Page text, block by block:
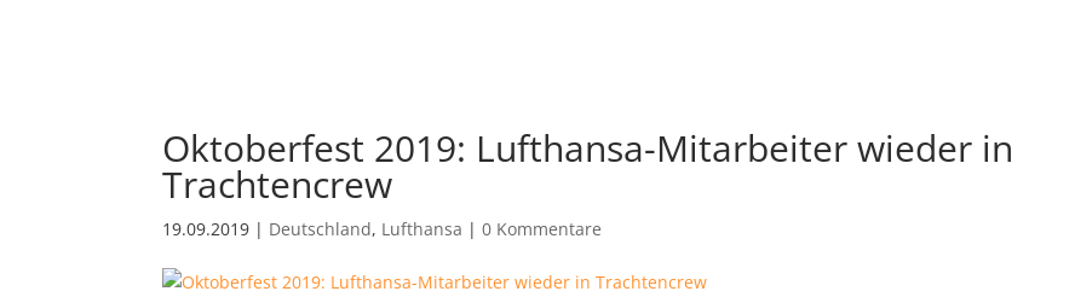
Oktoberfest 2019: Lufthansa-Mitarbeiter wieder in
Trachtencrew
19.09.2019 | Deutschland, Lufthansa |0 Kommentare